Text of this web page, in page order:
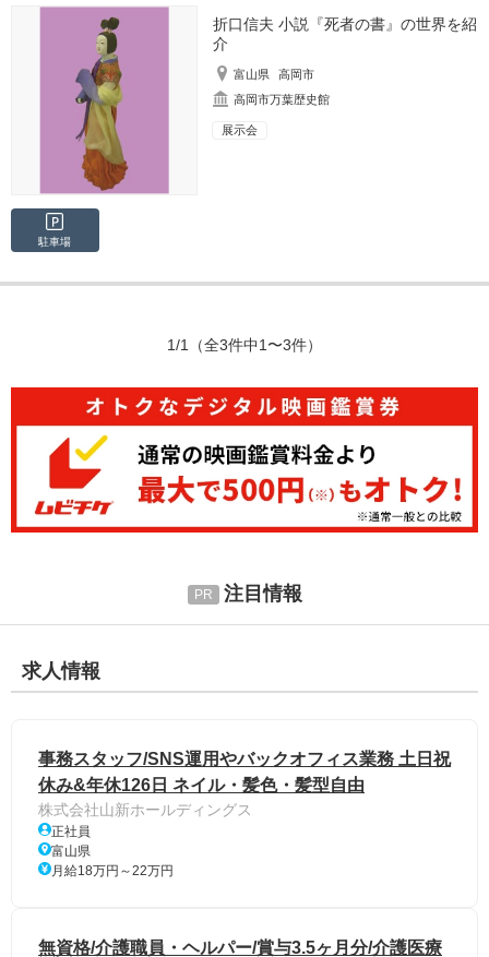
折口信夫 小説『死者の書』の世界を紹
介
富山県
高岡市
高岡市万葉歴史館
展示会
駐車場
1/1 （全3件中1〜3件）
注目情報
求人情報
事務スタッフ/SNS運用やバックオフィス業務 土日祝
休み&年休126日 ネイル・髪色・髪型自由
株式会社山新ホールディングス
正社員
富山県
月給18万円～22万円
無資格/介護職員・ヘルパー/賞与3.5ヶ月分/介護医療